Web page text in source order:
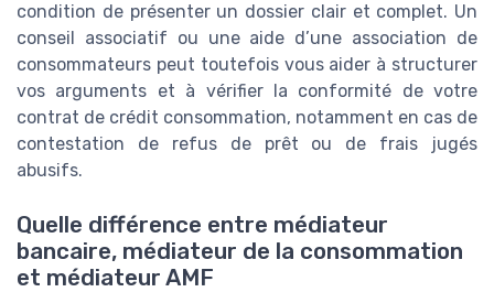
condition de présenter un dossier clair et complet. Un
conseil associatif ou une aide d’une association de
consommateurs peut toutefois vous aider à structurer
vos arguments et à vérifier la conformité de votre
contrat de crédit consommation, notamment en cas de
contestation de refus de prêt ou de frais jugés
abusifs.
Quelle différence entre médiateur
bancaire, médiateur de la consommation
et médiateur AMF